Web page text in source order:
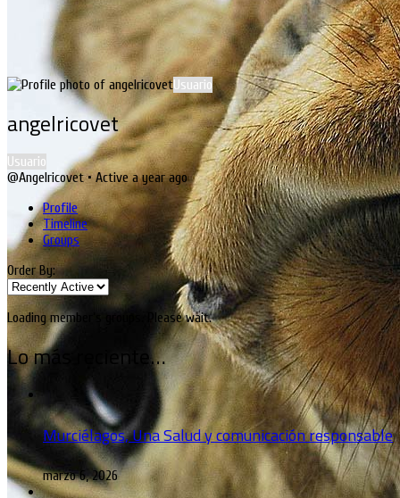
Usuario
angelricovet
Usuario
@Angelricovet •Active a year ago
Profile
Timeline
Groups
Order By:
Loading member’s groups. Please wait.
Lo más reciente…
Murciélagos, Una Salud y comunicación responsable
marzo 6, 2026